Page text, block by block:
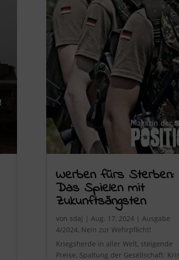
Werben fürs Sterben:
Das Spielen mit
Zukunftsängsten
von sdaj | Aug. 17, 2024| Ausgabe
4/2024, Nein zur Wehrpflicht!
Kriegsherde in aller Welt, steigende
Preise, Spaltung der Gesellschaft: